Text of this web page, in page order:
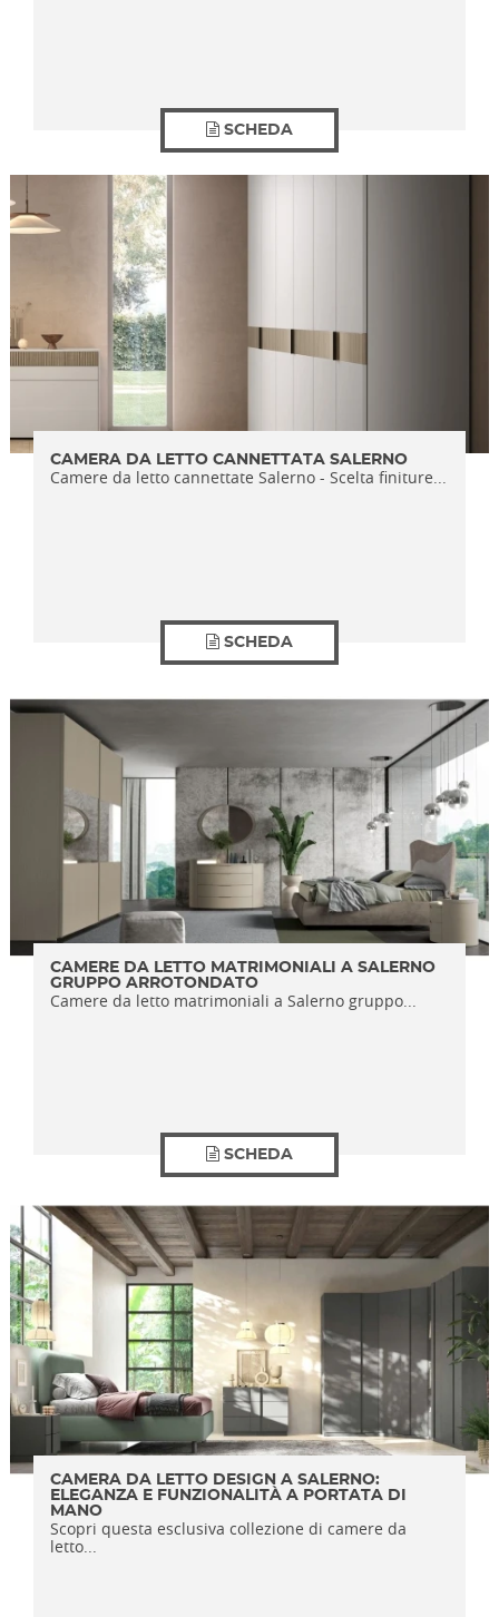
SCHEDA
CAMERA DA LETTO CANNETTATA SALERNO
Camere da letto cannettate Salerno - Scelta finiture...
SCHEDA
CAMERE DA LETTO MATRIMONIALI A SALERNO
GRUPPO ARROTONDATO
Camere da letto matrimoniali a Salerno gruppo...
SCHEDA
CAMERA DA LETTO DESIGN A SALERNO:
ELEGANZA E FUNZIONALITÀ A PORTATA DI
MANO
Scopri questa esclusiva collezione di camere da
letto...